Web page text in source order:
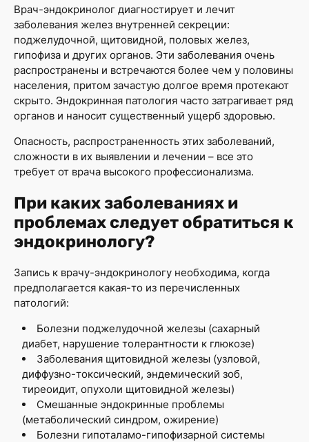
Врач-эндокринолог диагностирует и лечит
заболевания желез внутренней секреции:
поджелудочной, щитовидной, половых желез,
гипофиза и других органов. Эти заболевания очень
распространены и встречаются более чем у половины
населения, притом зачастую долгое время протекают
скрыто. Эндокринная патология часто затрагивает ряд
органов и наносит существенный ущерб здоровью.
Опасность, распространенность этих заболеваний,
сложности в их выявлении и лечении – все это
требует от врача высокого профессионализма.
При каких заболеваниях и
проблемах следует обратиться к
эндокринологу?
Запись к врачу-эндокринологу необходима, когда
предполагается какая-то из перечисленных
патологий:
Болезни поджелудочной железы (сахарный
диабет, нарушение толерантности к глюкозе)
Заболевания щитовидной железы (узловой,
диффузно-токсический, эндемический зоб,
тиреоидит, опухоли щитовидной железы)
Смешанные эндокринные проблемы
(метаболический синдром, ожирение)
Болезни гипоталамо-гипофизарной системы